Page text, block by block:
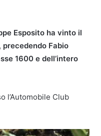
Esposito ha vinto il
precedendo Fabio
1600 e dell’intero
l’Automobile Club